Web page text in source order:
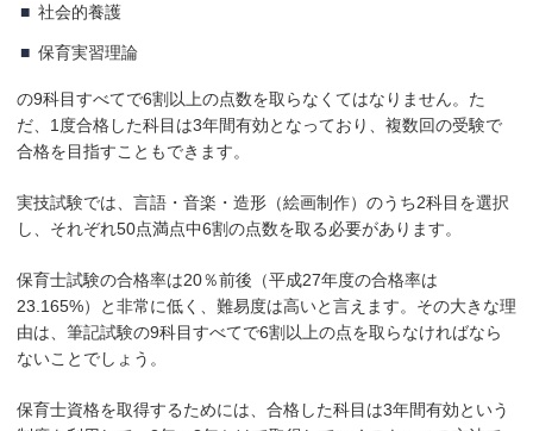
社会的養護
保育実習理論
の9科目すべてで6割以上の点数を取らなくてはなりません。た
だ、1度合格した科目は3年間有効となっており、複数回の受験で
合格を目指すこともできます。
実技試験では、言語・音楽・造形（絵画制作）のうち2科目を選択
し、それぞれ50点満点中6割の点数を取る必要があります。
保育士試験の合格率は20％前後（平成27年度の合格率は
23.165%）と非常に低く、難易度は高いと言えます。その大きな理
由は、筆記試験の9科目すべてで6割以上の点を取らなければなら
ないことでしょう。
保育士資格を取得するためには、合格した科目は3年間有効という